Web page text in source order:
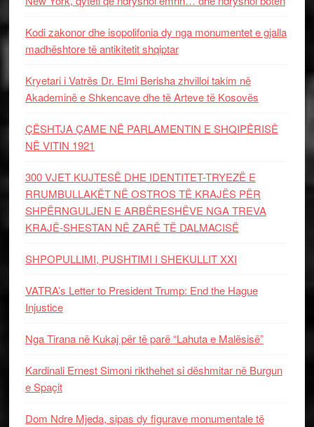
Kodi zakonor dhe isopolifonia dy nga monumentet e gjalla
madhështore të antikitetit shqiptar
Kryetari i Vatrës Dr. Elmi Berisha zhvilloi takim në
Akademinë e Shkencave dhe të Arteve të Kosovës
ÇËSHTJA ÇAME NË PARLAMENTIN E SHQIPËRISË
NË VITIN 1921
300 VJET KUJTESË DHE IDENTITET-TRYEZË E
RRUMBULLAKËT NË OSTROS TË KRAJËS PËR
SHPËRNGULJEN E ARBËRESHËVE NGA TREVA
KRAJË-SHESTAN NË ZARË TË DALMACISË
SHPOPULLIMI, PUSHTIMI I SHEKULLIT XXI
VATRA’s Letter to President Trump: End the Hague
Injustice
Nga Tirana në Kukaj për të parë “Lahuta e Malësisë”
Kardinali Ernest Simoni rikthehet si dëshmitar në Burgun
e Spaçit
Dom Ndre Mjeda, sipas dy figurave monumentale të